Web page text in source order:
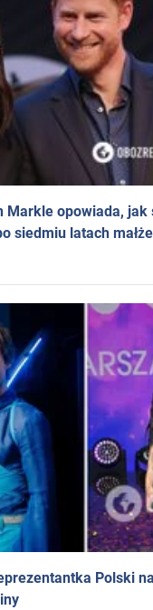
opowiada, jak
siedmiu latach
Polski